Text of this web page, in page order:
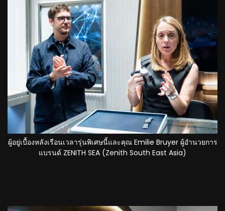
ผู้อยู่เบื้องหลังเรือนเวลารุ่นพิเศษนี้และคุณ Emilie Bruyer ผู้อำนวยการ
แบรนด์ ZENITH SEA (Zenith South East Asia)